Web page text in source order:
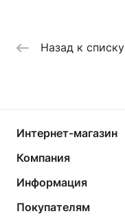
Назад к списку
Интернет-магазин
Компания
Информация
Покупателям